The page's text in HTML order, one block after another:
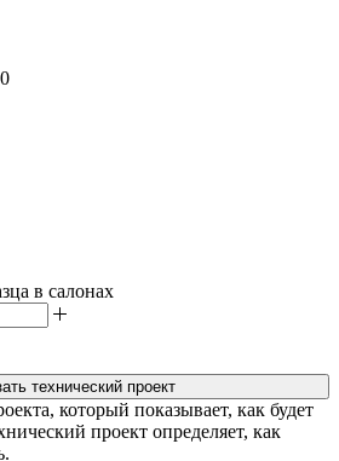
0
в салонах
технический проект
который показывает, как будет
проект определяет, как